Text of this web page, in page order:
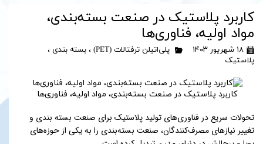
کاربرد پلاستیک در صنعت بسته‌بندی،
مواد اولیه، فناوری‌ها
۱۸ شهریور ۱۴۰۳ پلی‌اتیلن ترفتالات (PET) ، بسته بندی ،
پلاستیک
کاربرد پلاستیک در صنعت بسته‌بندی، مواد اولیه، فناوری‌ها
تحولات سریع در فناوری‌های تولید پلاستیک برای صنعت بسته بندی و
تغییر نیازهای مصرف‌کنندگان، صنعت بسته‌بندی را به یکی از حوزه‌های